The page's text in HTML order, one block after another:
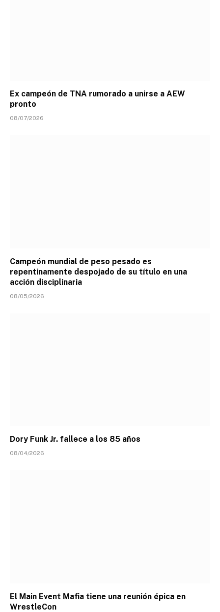
Ex campeón de TNA rumorado a unirse a AEW
pronto
08/07/2026
Campeón mundial de peso pesado es
repentinamente despojado de su título en una
acción disciplinaria
08/05/2026
Dory Funk Jr. fallece a los 85 años
08/04/2026
El Main Event Mafia tiene una reunión épica en
WrestleCon